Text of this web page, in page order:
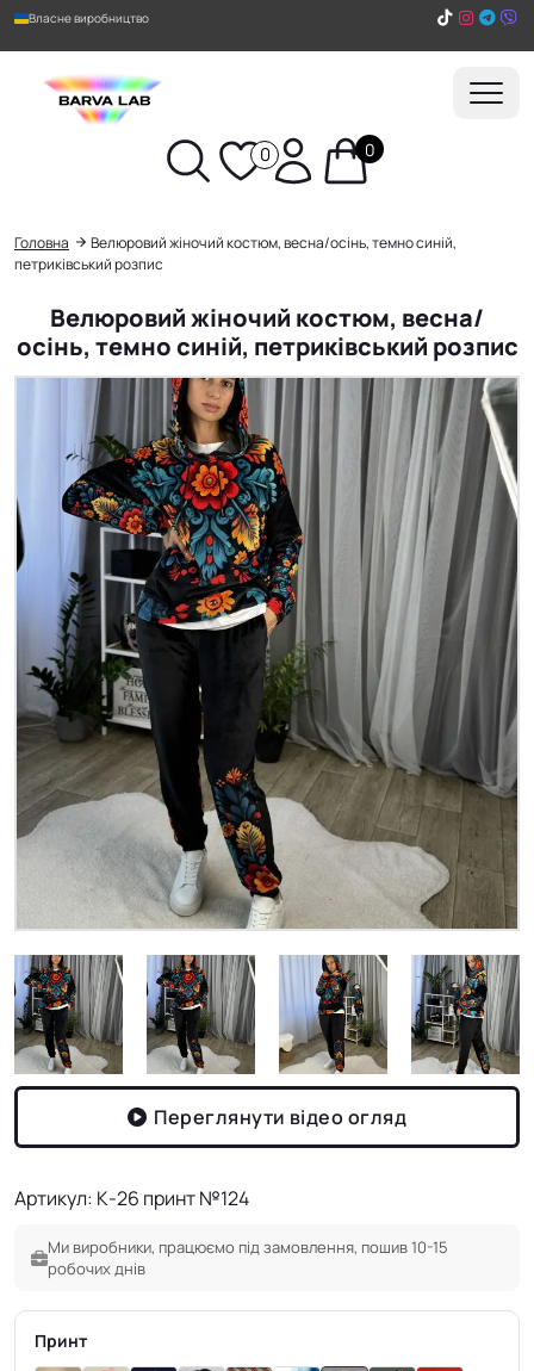
Власне виробництво
0 0
Пошук
Головна
Велюровий жіночий костюм, весна/осінь, темно синій,
петриківський розпис
Велюровий жіночий костюм, весна/
осінь, темно синій, петриківський розпис
Переглянути відео огляд
Артикул: К-26 принт №124
Ми виробники, працюємо під замовлення, пошив 10-15
робочих днів
Принт